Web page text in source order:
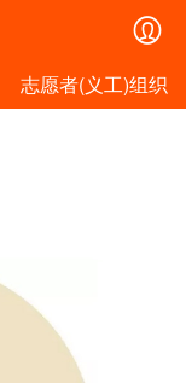
志愿者(义工)组织